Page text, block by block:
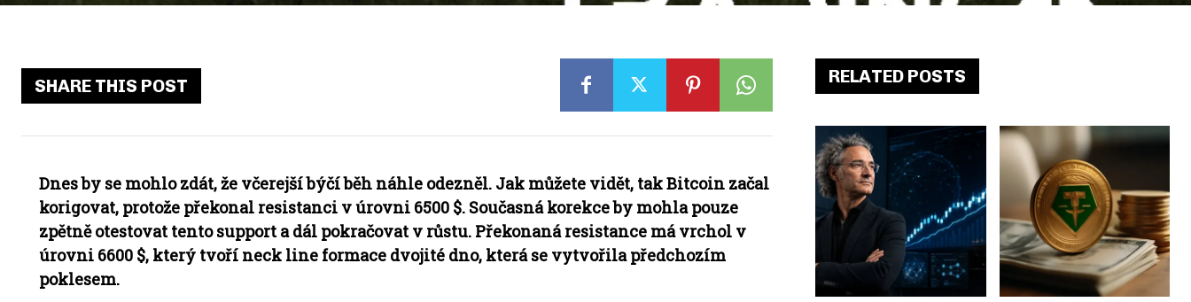
SHARE THIS POST
Dnes by se mohlo zdát, že včerejší býčí běh náhle odezněl. Jak můžete vidět, tak Bitcoin začal
korigovat, protože překonal resistanci v úrovni 6500 $. Současná korekce by mohla pouze
zpětně otestovat tento support a dál pokračovat v růstu. Překonaná resistance má vrchol v
úrovni 6600 $, který tvoří neck line formace dvojité dno, která se vytvořila předchozím
poklesem.
RELATED POSTS